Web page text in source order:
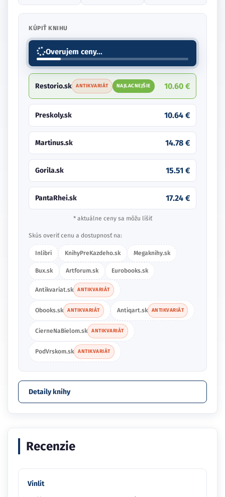
KÚPIŤ KNIHU
Restorio.sk ANTIKVARIÁT
Preskoly.sk 10.64 €
Gorila.sk
PantaRhei.sk
Skús overiť cenu a dostupnosť na:
KnihyPreKazdeho.sk Megaknihy.sk
Bux.sk Artforum.sk Eurobooks.sk
Antikvariat.sk ANTIKVARIÁT
Obooks.sk ANTIKVARIÁT
CierneNaBielom.sk ANTIKVARIÁT
PodVrskom.sk ANTIKVARIÁT
Detaily knihy
Vinlit
Murphyová